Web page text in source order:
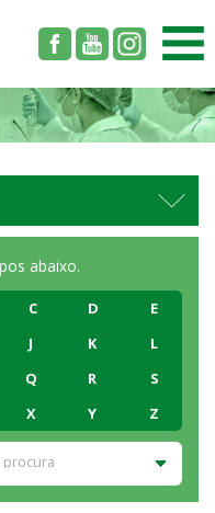
abaixo.
C D
E
J K
L
Q R
S
X Y Z